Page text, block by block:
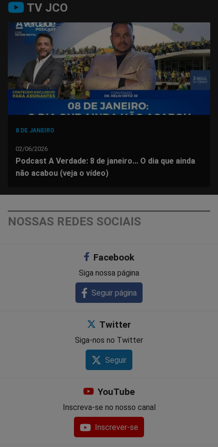
no
Facebook
no
Whatsapp
no
Twitter
no
Messenger
no
Telegram
no
Gettr
TV JCO
8 DE JANEIRO
02/06/2026
Podcast A Verdade: 8 de janeiro... O dia que ainda
não acabou (veja o vídeo)
NOSSAS REDES SOCIAIS
Facebook
Siga nossa página
Seguir página
Twitter
Siga-nos no Twitter
Seguir
YouTube
Inscreva-se no nosso canal
Inscrever-se